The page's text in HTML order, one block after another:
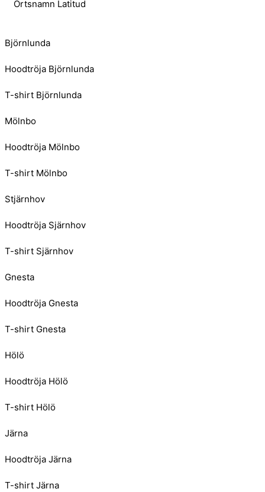
Ortsnamn Latitud
Björnlunda
Hoodtröja Björnlunda
T-shirt Björnlunda
Mölnbo
Hoodtröja Mölnbo
T-shirt Mölnbo
Stjärnhov
Hoodtröja Sjärnhov
T-shirt Sjärnhov
Gnesta
Hoodtröja Gnesta
T-shirt Gnesta
Hölö
Hoodtröja Hölö
T-shirt Hölö
Järna
Hoodtröja Järna
T-shirt Järna